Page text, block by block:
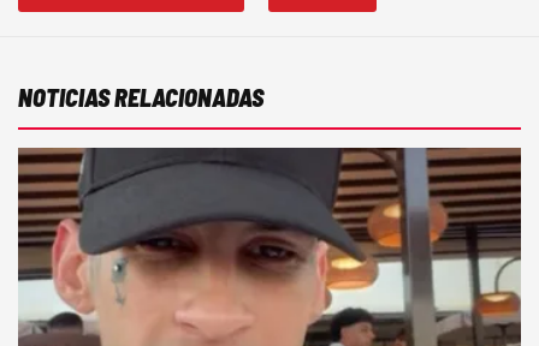
NOTICIAS RELACIONADAS